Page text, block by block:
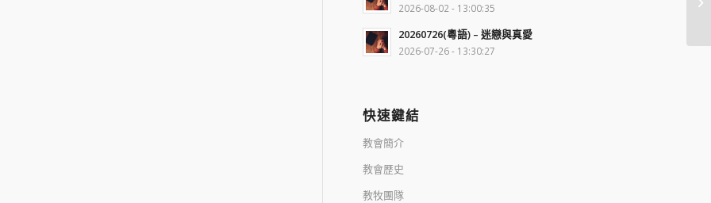
2026-08-02 - 13:00:35
20260726(粵語) – 迷戀與真愛
2026-07-26 - 13:30:27
快速鍵結
教會簡介
教會歷史
教牧團隊